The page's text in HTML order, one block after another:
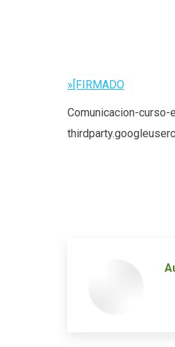
»[FIRMADO
Comunicacion-